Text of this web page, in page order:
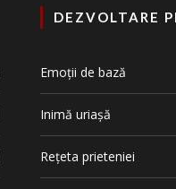
DEZVOLTARE
Emoții de bază
Inimă uriașă
Rețeta prieteniei